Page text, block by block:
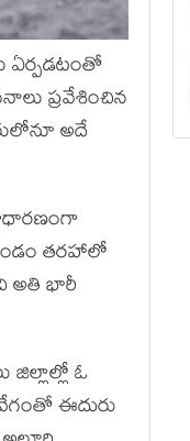
ఏర్పడటంతో
ప్రవేశించిన
అదే
తరహాలో
అతి భారీ
జిల్లాల్లో ఓ
ఈదురు